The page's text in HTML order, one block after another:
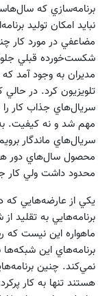
برنامه‌سازي كه
نبايد امكان توليد
مضاعفي در مورد كار
شكست‌خورده قبلي
مديران به وجود آمد
تلويزيون كرد. در
سريال‌هاي جذاب كار
مهم شد و نه كيفيت.
سريال‌هاي ماندگار
محصول سال‌هاي دور
محدود داشت ولي كار
يكي از عارضه‌هايي كه
برنامه‌هايي به تقليد
ماهواره اين نيست كه
برنامه‌هاي اين شبكه‌ها
نمي‌كند. چنين
هستند تنها به كار